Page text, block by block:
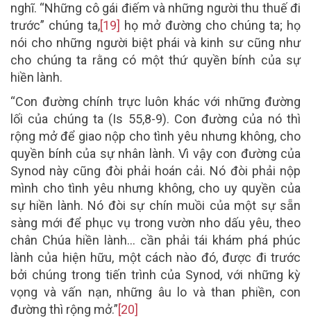
nghĩ. “Những cô gái điếm và những người thu thuế đi
trước” chúng ta,[19] họ mở đường cho chúng ta; họ
nói cho những người biệt phái và kinh sư cũng như
cho chúng ta rằng có một thứ quyền bính của sự
hiền lành.
“Con đường chính trực luôn khác với những đường
lối của chúng ta (Is 55,8-9). Con đường của nó thì
rộng mở để giao nộp cho tình yêu nhưng không, cho
quyền bính của sự nhân lành. Vì vậy con đường của
Synod này cũng đòi phải hoán cải. Nó đòi phải nộp
mình cho tình yêu nhưng không, cho uy quyền của
sự hiền lành. Nó đòi sự chín muồi của một sự sẵn
sàng mới để phục vụ trong vườn nho dấu yêu, theo
chân Chúa hiền lành… cần phải tái khám phá phúc
lành của hiện hữu, một cách nào đó, được đi trước
bởi chúng trong tiến trình của Synod, với những kỳ
vọng và vấn nạn, những âu lo và than phiền, con
đường thì rộng mở.”[20]